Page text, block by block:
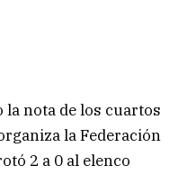
la nota de los cuartos
la Federación
2 a 0 al elenco